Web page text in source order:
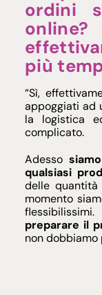
ordini
più
“Sì,
appoggiati ad
la logistica
complicato.
Adesso
qualsiasi
delle
momento
flessibilissimi.
preparare il
non